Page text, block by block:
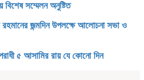
বিশেষ সম্মেলন অনুষ্টিত
রহমানের জন্মদিন উপলক্ষে আলোচনা সভা ও
৫ আসামির রায় যে কোনো দিন